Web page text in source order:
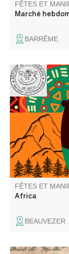
FÊTES ET
Marché
BARRÊME
Elli la
repas contes
recommandée
FÊTES ET
Africa
BEAUVEZER